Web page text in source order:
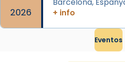
2026
Barcelona,
+ info
Eventos